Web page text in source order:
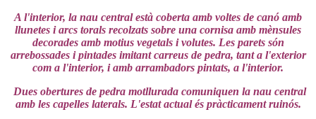
A l'interior, la nau central està coberta amb voltes de canó amb
llunetes i arcs torals recolzats sobre una cornisa amb mènsules
decorades amb motius vegetals i volutes. Les parets són
arrebossades i pintades imitant carreus de pedra, tant a l'exterior
com a l'interior, i amb arrambadors pintats, a l'interior.
Dues obertures de pedra motllurada comuniquen la nau central
amb les capelles laterals. L'estat actual és pràcticament ruinós.